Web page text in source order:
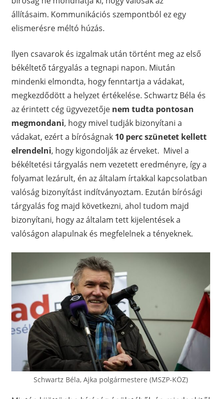
állításaim. Kommunikációs szempontból ez egy
elismerésre méltó húzás.
Ilyen csavarok és izgalmak után történt meg az első
békéltető tárgyalás a tegnapi napon. Miután
mindenki elmondta, hogy fenntartja a vádakat,
megkezdődött a helyzet értékelése. Schwartz Béla és
az érintett cég ügyvezetője nem tudta pontosan
megmondani, hogy mivel tudják bizonyítani a
vádakat, ezért a bíróságnak 10 perc szünetet kellett
elrendelni, hogy kigondolják az érveket. Mivel a
békéltetési tárgyalás nem vezetett eredményre, így a
folyamat lezárult, én az általam írtakkal kapcsolatban
valóság bizonyítást indítványoztam. Ezután bírósági
tárgyalás fog majd következni, ahol tudom majd
bizonyítani, hogy az általam tett kijelentések a
valóságon alapulnak és megfelelnek a tényeknek.
Schwartz Béla, Ajka polgármestere (MSZP-KÖZ)